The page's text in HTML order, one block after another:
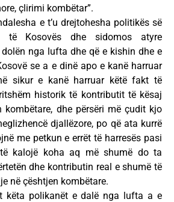
çlirimi kombëtar”.
e t’u drejtohesha politikës së
të Kosovës dhe sidomos atyre
nga lufta dhe që e kishin dhe e
se a e dinë apo e kanë harruar
sikur e kanë harruar këtë fakt të
historik të kontributit të kësaj
kombëtare, dhe përsëri më çudit kjo
djallëzore, po që ata kurrë
me petkun e errët të harresës pasi
kalojë koha aq më shumë do ta
dhe kontributin real e shumë të
në çështjen kombëtare.
këta polikanët e dalë nga lufta a e